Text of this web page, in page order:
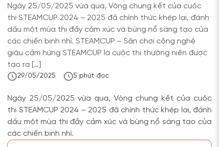
Ngày 25/05/2025 vừa qua, Vòng chung kết của cuộc
thi STEAMCUP 2024 – 2025 đã chính thức khép lại, đánh
dấu một mùa thi đầy cảm xúc và bùng nổ sáng tạo của
các chiến binh nhí. STEAMCUP – Sân chơi công nghệ
giàu cảm hứng STEAMCUP là cuộc thi thường niên được
tạo ra […]
29/05/2025 5 phút đọc
Ngày 25/05/2025 vừa qua, Vòng chung kết của cuộc
thi STEAMCUP 2024 – 2025 đã chính thức khép lại, đánh
dấu một mùa thi đầy cảm xúc và bùng nổ sáng tạo của
các chiến binh nhí.